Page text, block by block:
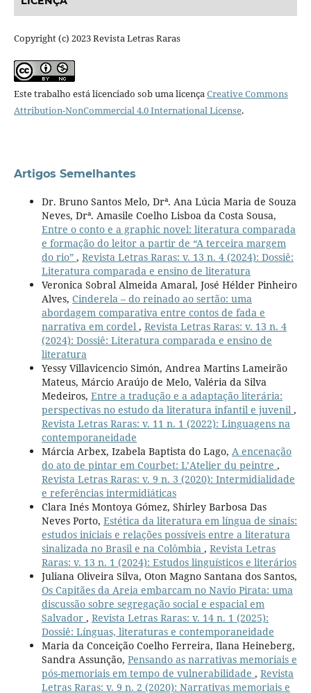
Copyright (c) 2023 Revista Letras Raras
Este trabalho está licenciado sob uma licençaCreative Commons
Attribution-NonCommercial 4.0 International License.
Artigos Semelhantes
Dr. Bruno Santos Melo, Drª. Ana Lúcia Maria de Souza
Neves, Drª. Amasile Coelho Lisboa da Costa Sousa,
Entre o conto e a graphic novel: literatura comparada
e formação do leitor a partir de “A terceira margem
do rio” , Revista Letras Raras: v. 13 n. 4 (2024): Dossiê:
Literatura comparada e ensino de literatura
Veronica Sobral Almeida Amaral, José Hélder Pinheiro
Alves, Cinderela – do reinado ao sertão: uma
abordagem comparativa entre contos de fada e
narrativa em cordel , Revista Letras Raras: v. 13 n. 4
(2024): Dossiê: Literatura comparada e ensino de
literatura
Yessy Villavicencio Simón, Andrea Martins Lameirão
Mateus, Márcio Araújo de Melo, Valéria da Silva
Medeiros, Entre a tradução e a adaptação literária:
perspectivas no estudo da literatura infantil e juvenil ,
Revista Letras Raras: v. 11 n. 1 (2022): Linguagens na
contemporaneidade
Márcia Arbex, Izabela Baptista do Lago, A encenação
do ato de pintar em Courbet: L’Atelier du peintre ,
Revista Letras Raras: v. 9 n. 3 (2020): Intermidialidade
e referências intermidiáticas
Clara Inés Montoya Gómez, Shirley Barbosa Das
Neves Porto, Estética da literatura em língua de sinais:
estudos iniciais e relações possíveis entre a literatura
sinalizada no Brasil e na Colômbia , Revista Letras
Raras: v. 13 n. 1 (2024): Estudos linguísticos e literários
Juliana Oliveira Silva, Oton Magno Santana dos Santos,
Os Capitães da Areia embarcam no Navio Pirata: uma
discussão sobre segregação social e espacial em
Salvador , Revista Letras Raras: v. 14 n. 1 (2025):
Dossiê: Línguas, literaturas e contemporaneidade
Maria da Conceição Coelho Ferreira, Ilana Heineberg,
Sandra Assunção, Pensando as narrativas memoriais e
pós-memoriais em tempo de vulnerabilidade , Revista
Letras Raras: v. 9 n. 2 (2020): Narrativas memoriais e